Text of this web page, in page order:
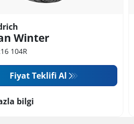
Winter
104R
Fiyat Teklifi Al
bilgi